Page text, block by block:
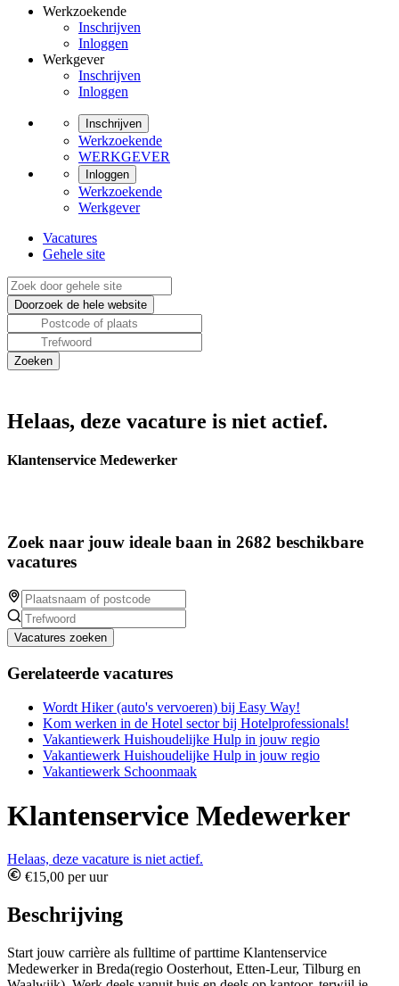
Werkzoekende
Inschrijven
Inloggen
Werkgever
Inschrijven
Inloggen
Inschrijven
Werkzoekende
WERKGEVER
Inloggen
Werkzoekende
Werkgever
Vacatures
Gehele site
Helaas, deze vacature is niet actief.
Klantenservice Medewerker
Zoek naar jouw ideale baan in 2682 beschikbare
vacatures
Vacatures zoeken
Gerelateerde vacatures
Wordt Hiker (auto's vervoeren) bij Easy Way!
Kom werken in de Hotel sector bij Hotelprofessionals!
Vakantiewerk Huishoudelijke Hulp in jouw regio
Vakantiewerk Huishoudelijke Hulp in jouw regio
Vakantiewerk Schoonmaak
Klantenservice Medewerker
Helaas, deze vacature is niet actief.
€15,00 per uur
Beschrijving
Start jouw carrière als fulltime of parttime Klantenservice
Medewerker in Breda(regio Oosterhout, Etten-Leur, Tilburg en